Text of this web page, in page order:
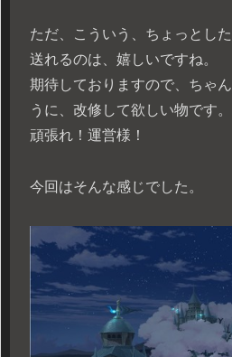
ただ、こういう、ちょっとし
送れるのは、嬉しいですね。
期待しておりますので、ちゃ
うに、改修して欲しい物です。
頑張れ！運営様！
今回はそんな感じでした。